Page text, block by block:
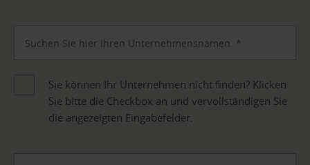
Sie können Ihr Unternehmen nicht finden? Klicken
Sie bitte die Checkbox an und vervollständigen Sie
die angezeigten Eingabefelder.